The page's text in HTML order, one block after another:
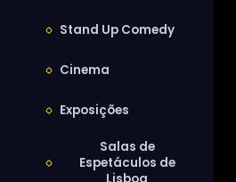
Stand Up Comedy
Cinema
Exposições
Salas de
Espetáculos de